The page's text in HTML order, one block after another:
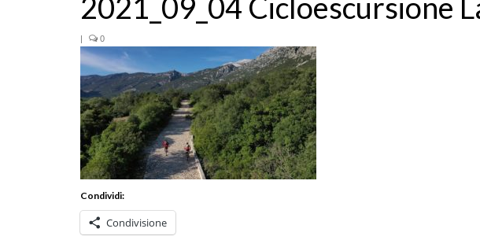
| 0
Condividi:
Condivisione